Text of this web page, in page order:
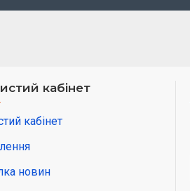
кабінет
кабінет
новин